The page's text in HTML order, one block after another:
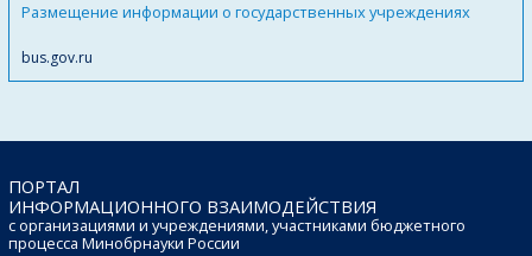
Размещение информации о государственных учреждениях
bus.gov.ru
ПОРТАЛ
ИНФОРМАЦИОННОГО ВЗАИМОДЕЙСТВИЯ
с организациями и учреждениями, участниками бюджетного
процесса Минобрнауки России